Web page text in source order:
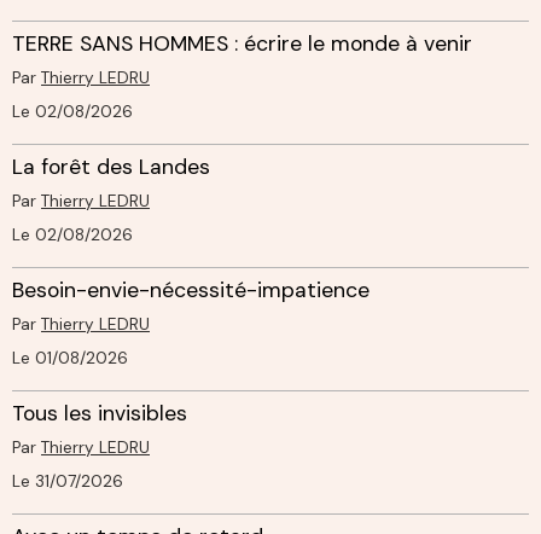
TERRE SANS HOMMES : écrire le monde à venir
Par Thierry LEDRU
Le 02/08/2026
La forêt des Landes
Par Thierry LEDRU
Le 02/08/2026
Besoin-envie-nécessité-impatience
Par Thierry LEDRU
Le 01/08/2026
Tous les invisibles
Par Thierry LEDRU
Le 31/07/2026